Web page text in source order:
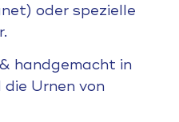
oder spezielle
handgemacht in
Urnen von